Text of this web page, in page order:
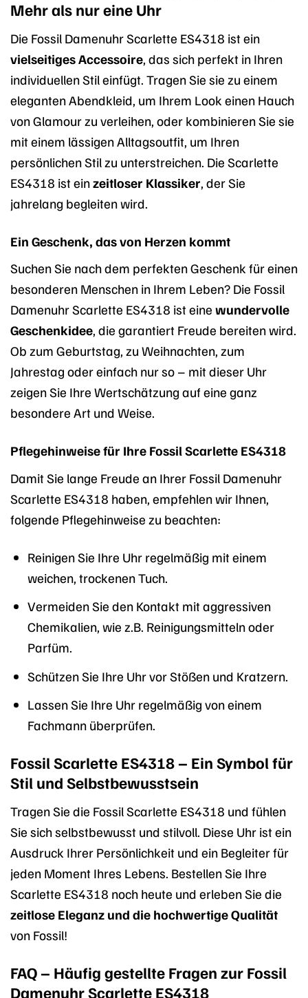
Mehr als nur eine Uhr
Die Fossil Damenuhr Scarlette ES4318 ist ein
vielseitiges Accessoire , das sich perfekt in Ihren
individuellen Stil einfügt. Tragen Sie sie zu einem
eleganten Abendkleid, um Ihrem Look einen Hauch
von Glamour zu verleihen, oder kombinieren Sie sie
mit einem lässigen Alltagsoutfit, um Ihren
persönlichen Stil zu unterstreichen. Die Scarlette
ES4318 ist einzeitloser Klassiker , der Sie
jahrelang begleiten wird.
Ein Geschenk, das von Herzen kommt
Suchen Sie nach dem perfekten Geschenk für einen
besonderen Menschen in Ihrem Leben? Die Fossil
Damenuhr Scarlette ES4318 ist eine wundervolle
Geschenkidee, die garantiert Freude bereiten wird.
Ob zum Geburtstag, zu Weihnachten, zum
Jahrestag oder einfach nur so – mit dieser Uhr
zeigen Sie Ihre Wertschätzung auf eine ganz
besondere Art und Weise.
Pflegehinweise für Ihre Fossil Scarlette ES4318
Damit Sie lange Freude an Ihrer Fossil Damenuhr
Scarlette ES4318 haben, empfehlen wir Ihnen,
folgende Pflegehinweise zu beachten:
Reinigen Sie Ihre Uhr regelmäßig mit einem
weichen, trockenen Tuch.
Vermeiden Sie den Kontakt mit aggressiven
Chemikalien, wie z.B. Reinigungsmitteln oder
Parfüm.
Schützen Sie Ihre Uhr vor Stößen und Kratzern.
Lassen Sie Ihre Uhr regelmäßig von einem
Fachmann überprüfen.
Fossil Scarlette ES4318 – Ein Symbol für
Stil und Selbstbewusstsein
Tragen Sie die Fossil Scarlette ES4318 und fühlen
Sie sich selbstbewusst und stilvoll. Diese Uhr ist ein
Ausdruck Ihrer Persönlichkeit und ein Begleiter für
jeden Moment Ihres Lebens. Bestellen Sie Ihre
Scarlette ES4318 noch heute und erleben Sie die
zeitlose Eleganz und die hochwertige Qualität
von Fossil!
FAQ – Häufig gestellte Fragen zur Fossil
Damenuhr Scarlette ES4318